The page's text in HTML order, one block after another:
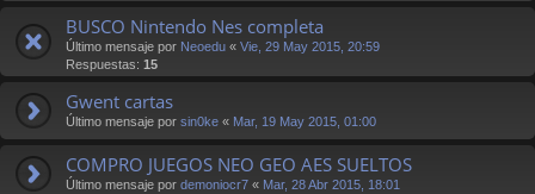
BUSCO Nintendo Nes completa
Último mensaje por Neoedu « Vie, 29 May 2015, 20:59
Respuestas: 15
Gwent cartas
Último mensaje por sin0ke « Mar, 19 May 2015, 01:00
COMPRO JUEGOS NEO GEO AES SUELTOS
Último mensaje por demoniocr7 « Mar, 28 Abr 2015, 18:01